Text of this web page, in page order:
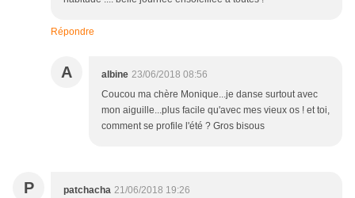
Répondre
A albine 23/06/2018 08:56
Coucou ma chère Monique...je danse surtout avec
mon aiguille...plus facile qu'avec mes vieux os ! et toi,
comment se profile l'été ? Gros bisous
P patchacha 21/06/2018 19:26